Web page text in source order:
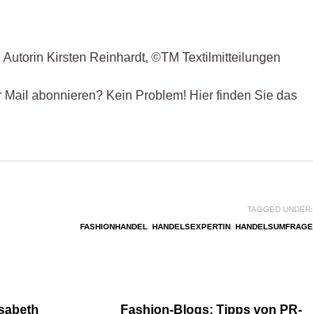
Kirsten Reinhardt, ©TM Textilmitteilungen
abonnieren? Kein Problem! Hier finden Sie das
TAGGED UNDER:
FASHIONHANDEL
HANDELSEXPERTIN, HANDELSUMFRAGE
Fashion-Blogs: Tipps von PR-